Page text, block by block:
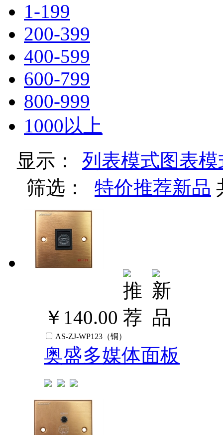
1-199
200-399
400-599
600-799
800-999
1000以上
显示：
列表模式图表模
筛选：
特价推荐新品
￥140.00
AS-ZJ-WP123（铜）
奥盛多媒体面板